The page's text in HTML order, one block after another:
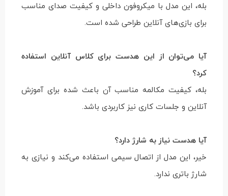
بله، این مدل با میکروفون داخلی و کیفیت صدای مناسب
برای بازی‌های آنلاین طراحی شده است.
آیا می‌توان از این هدست برای کلاس آنلاین استفاده
کرد؟
بله، کیفیت مکالمه مناسب آن باعث شده برای آموزش
آنلاین و جلسات کاری نیز کاربردی باشد.
آیا هدست نیاز به شارژ دارد؟
خیر، این مدل از اتصال سیمی استفاده می‌کند و نیازی به
شارژ باتری ندارد.